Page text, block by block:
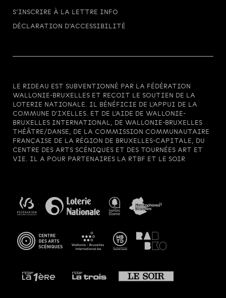
S’INSCRIRE À LA LETTRE INFO
DÉCLARATION D’ACCESSIBILITÉ
LE RIDEAU EST SUBVENTIONNÉ PAR LA FÉDÉRATION
WALLONIE-BRUXELLES ET REÇOIT LE SOUTIEN DE LA
LOTERIE NATIONALE. IL BÉNÉFICIE DE L'APPUI DE LA
COMMUNE D'IXELLES. ET DE L'AIDE DE WALLONIE-
BRUXELLES INTERNATIONAL, DE WALLONIE-BRUXELLES
THÉÂTRE/DANSE, DE LA COMMISSION COMMUNAUTAIRE
FRANÇAISE DE LA RÉGION DE BRUXELLES-CAPITALE, DU
CENTRE DES ARTS SCÉNIQUES ET DES TOURNÉES ART ET
VIE. IL A POUR PARTENAIRES LA RTBF ET LE SOIR